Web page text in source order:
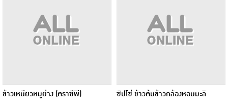
ข้าวเหนียวหมูย่าง (ตราซีพี) ซิปโซ่ ข้าวต้มข้าวกล้องหอมมะลิ